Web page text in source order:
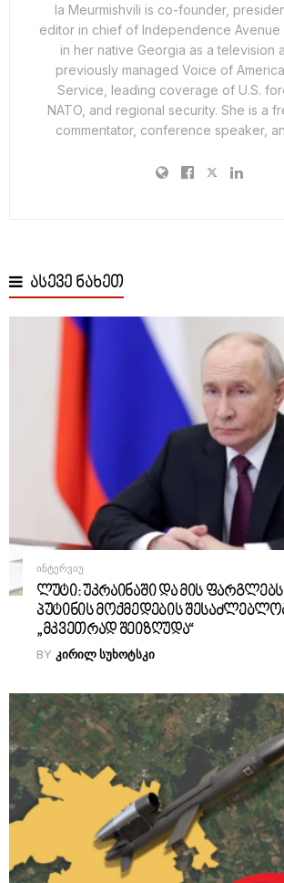
Ia Meurmishvili is co-founder,
editor in chief of Independence Avenue
in her native Georgia as a television
previously managed Voice of
Service, leading coverage of U.S.
NATO, and regional security. She is a
commentator, conference speaker,
ასევე ნახეთ
ᲘᲜᲢᲔᲠᲕᲘᲣ
ლუტი: უკრაინაში და მის
პუტინის მოქმედების
„მკვეთრად შეიზღუდა“
BY ᲙᲘᲠᲘᲚ ᲡᲣᲮᲝᲢᲡᲙᲘ